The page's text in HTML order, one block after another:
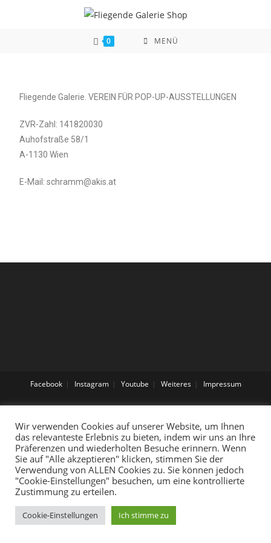
0 MENÜ
Fliegende Galerie. VEREIN FÜR POP-UP-AUSSTELLUNGEN
ZVR-Zahl: 141820030
Auhofstraße 58/1
A-1130 Wien
E-Mail: schramm@akis.at
Facebook Instagram Youtube Weiteres Impressum
Wir verwenden Cookies auf unserer Website, um Ihnen
das relevanteste Erlebnis zu bieten, indem wir uns an Ihre
Präferenzen und wiederholten Besuche erinnern. Wenn
Sie auf "Alle akzeptieren" klicken, stimmen Sie der
Verwendung von ALLEN Cookies zu. Sie können jedoch
"Cookie-Einstellungen" besuchen, um eine kontrollierte
Zustimmung zu erteilen.
Cookie-Einstellungen Ich stimme zu